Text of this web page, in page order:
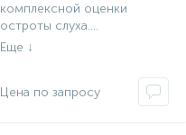
комплексной оценки
остроты слуха....